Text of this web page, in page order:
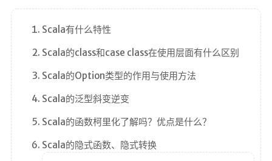
Scala有什么特性
Scala的class和case class在使用层面有什么区别
Scala的Option类型的作用与使用方法
Scala的泛型斜变逆变
Scala的函数柯里化了解吗？优点是什么？
Scala的隐式函数、隐式转换